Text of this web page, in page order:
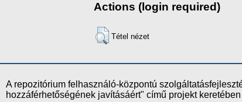
Actions (login required)
Tétel nézet
A repozitórium felhasználó-központú
hozzáférhetőségének javításáért" című projekt